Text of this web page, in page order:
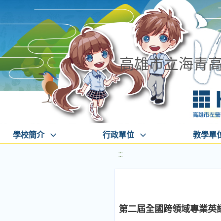
高雄市立海青
學校簡介 行政單位 教學單
:::
第二屆全國跨領域專業英